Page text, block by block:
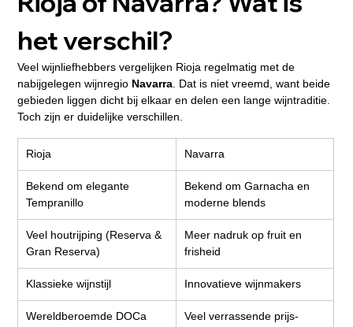
het verschil?
Veel wijnliefhebbers vergelijken Rioja regelmatig met de
nabijgelegen wijnregio Navarra. Dat is niet vreemd, want beide
gebieden liggen dicht bij elkaar en delen een lange wijntraditie.
Toch zijn er duidelijke verschillen.
Rioja Navarra
Bekend om elegante
Tempranillo
Bekend om Garnacha en
moderne blends
Veel houtrijping (Reserva &
Gran Reserva)
Meer nadruk op fruit en
frisheid
Klassieke wijnstijl Innovatieve wijnmakers
Wereldberoemde DOCa
Veel verrassende prijs-